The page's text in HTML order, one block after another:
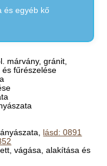
és egyéb kő
márvány, gránit,
fűrészelése
lásd: 0891
vágása, alakítása és